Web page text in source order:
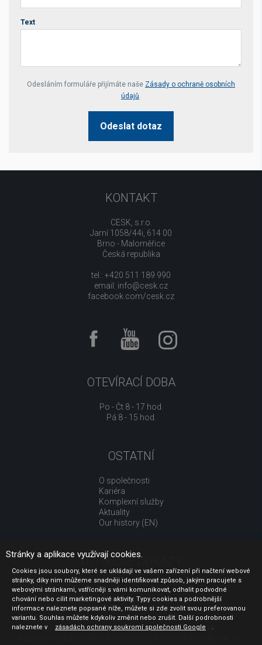
Text
Your website *
Odesláním formuláře přijímáte naše Zásady o ochraně osobních
údajů.
Odeslat dotaz
KONTAKT
CESK, s.r.o.
Jarní 1058/44i, 614 00
Brno - Maloměřice
Česká republika
tel.: +420 511 189 990
email: info@cesk.cz
facebook.com/cesk.cz
OTEVÍRACÍ DOBA
Po - Čt 8 - 17 hod.
Pá 8 - 15 hod.
OSTATNÍ
O společnosti
Kariéra
Komplexní služby
Aktuality
Our history (EN)
UŽITEČNÉ ODKAZY
Jak nakupovat
Obchodní podmínky
GDPR - ochrana osobních údajů
Profil zadavatele
Sdělení před uzavřením kupní smlouvy pro spotřebitele
Stránky a aplikace využívají cookies.
Cookies jsou soubory, které se ukládají ve vašem zařízení při načtení webové
stránky, díky nim můžeme snadněji identifikovat způsob, jakým pracujete s
webovými stránkami, vstřícněji s vámi komunikovat, odhalit podvodné
chování nebo cílit marketingové aktivity. Typy cookies a podrobnější
informace naleznete popsané níže, můžete si zde zvolit svou preferovanou
variantu. Souhlas můžete kdykoliv změnit nebo zrušit. Další podrobnosti
naleznete v
zásadách ochrany soukromí společnosti Google .